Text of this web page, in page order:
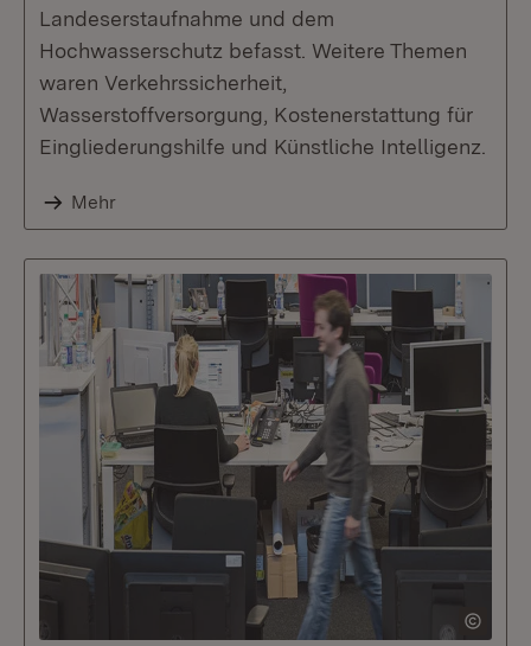
Landeserstaufnahme und dem
Hochwasserschutz befasst. Weitere Themen
waren Verkehrssicherheit,
Wasserstoffversorgung, Kostenerstattung für
Eingliederungshilfe und Künstliche Intelligenz.
Mehr